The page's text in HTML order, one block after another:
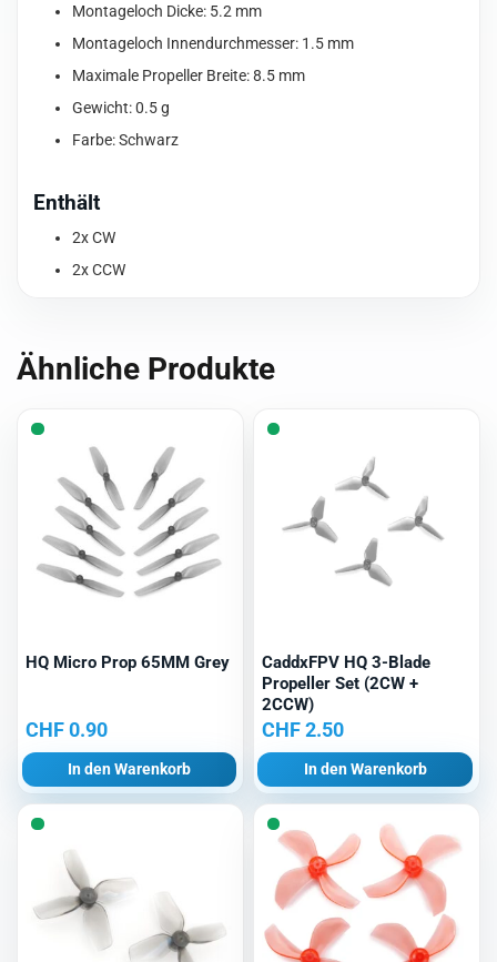
Montageloch Dicke: 5.2 mm
Montageloch Innendurchmesser: 1.5 mm
Maximale Propeller Breite: 8.5 mm
Gewicht: 0.5 g
Farbe: Schwarz
Enthält
2x CW
2x CCW
Ähnliche Produkte
HQ Micro Prop 65MM Grey
CHF0.90
In den Warenkorb
CaddxFPV HQ 3-Blade
Propeller Set (2CW +
2CCW)
CHF2.50
In den Warenkorb